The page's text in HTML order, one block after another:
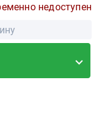
недоступен